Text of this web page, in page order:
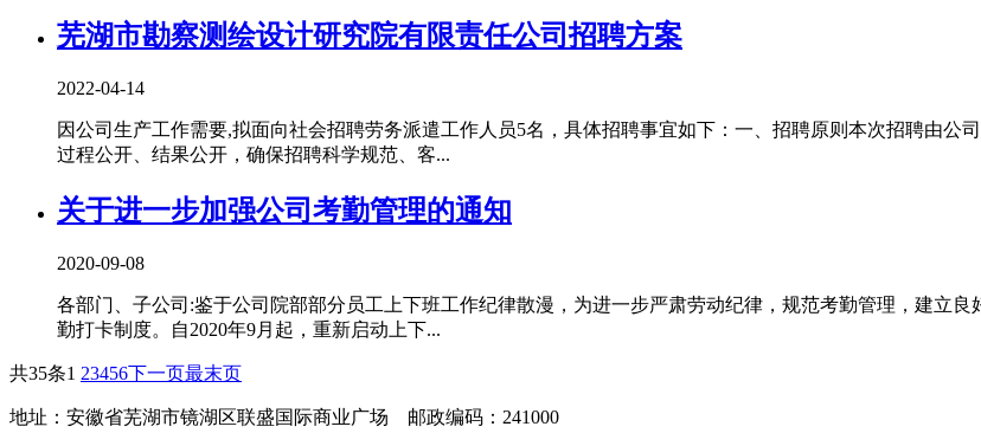
芜湖市勘察测绘设计研究院有限责任公司招聘方案
2022-04-14
因公司生产工作需要,拟面向社会招聘劳务派遣工作人员5名，具体招聘事宜如下：一、招聘原则本次招聘由公
过程公开、结果公开，确保招聘科学规范、客...
关于进一步加强公司考勤管理的通知
2020-09-08
各部门、子公司:鉴于公司院部部分员工上下班工作纪律散漫，为进一步严肃劳动纪律，规范考勤管理，建立
勤打卡制度。自2020年9月起，重新启动上下...
共35条1 23456下一页最末页
地址：安徽省芜湖市镜湖区联盛国际商业广场 邮政编码：241000